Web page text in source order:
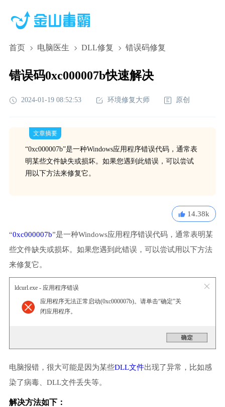
首页 电脑医生 DLL修复 错误码修复
错误码0xc000007b快速解决
2024-01-19 08:52:53 环境修复大师 原创
文章摘要
“0xc000007b”是一种Windows应用程序错误代码，通常表
明某些文件缺失或损坏。如果您遇到此错误，可以尝试
用以下方法来修复它。
14.38k
“0xc000007b”是一种Windows应用程序错误代码，通常表明某
些文件缺失或损坏。如果您遇到此错误，可以尝试用以下方法
来修复它。
ldcurl.exe - 应用程序错误
应用程序无法正常启动(0xc000007b)。请单击“确定”关
闭应用程序。
电脑报错，很大可能是因为某些DLL文件出现了异常，比如感
染了病毒、DLL文件丢失等。
解决方法如下：